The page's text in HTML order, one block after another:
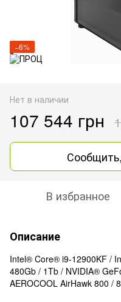
−6%
Нет в наличии
107 544 грн
В избранное
Описание
Intel® Core® i9-12900KF /
480Gb / 1Tb / NVIDIA®
AEROCOOL AirHawk 800 /